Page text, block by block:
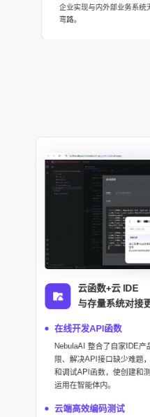
企业实现与内外部业务系统
弯路。
云函数+云 IDE
与存量系统对接
在线开发API函数
NebulaAI 整合了自家IDE产
限、解决API接口缺少难题
和调试API函数，使创建和
运用在智能体内。
云端高效编码测试